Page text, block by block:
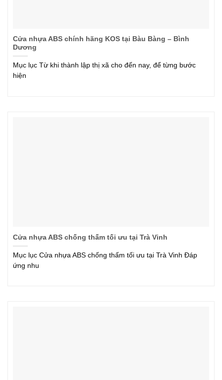
Cửa nhựa ABS chính hãng KOS tại Bàu Bàng – Bình
Dương
Mục lục Từ khi thành lập thị xã cho đến nay, để từng bước
hiện
Cửa nhựa ABS chống thấm tối ưu tại Trà Vinh
Mục lục Cửa nhựa ABS chống thấm tối ưu tại Trà Vinh Đáp
ứng nhu